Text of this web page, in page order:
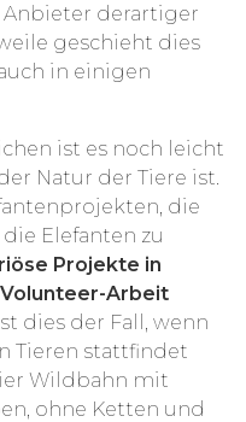
derartiger
geschieht dies
in einigen
ist es noch leicht
Natur der Tiere ist.
die
Elefanten zu
Projekte in
Arbeit
dies der Fall, wenn
Tieren stattfindet
Wildbahn mit
ohne Ketten und